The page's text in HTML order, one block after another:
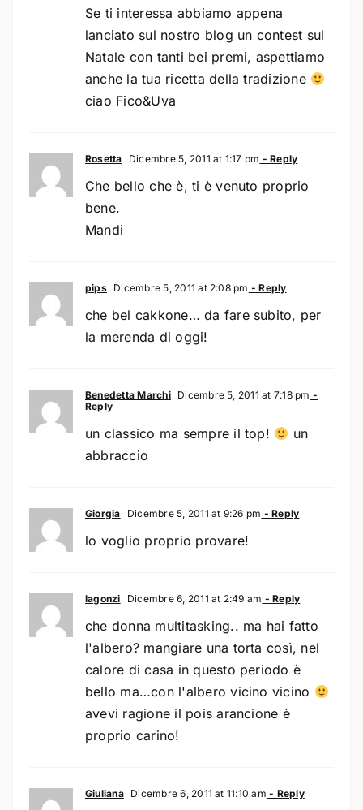
Se ti interessa abbiamo appena
lanciato sul nostro blog un contest sul
Natale con tanti bei premi, aspettiamo
anche la tua ricetta della tradizione
ciao Fico&Uva
Rosetta Dicembre 5, 2011 at 1:17 pm - Reply
Che bello che è, ti è venuto proprio
bene.
Mandi
pips Dicembre 5, 2011 at 2:08 pm - Reply
che bel cakkone… da fare subito, per
la merenda di oggi!
Benedetta Marchi Dicembre 5, 2011 at 7:18 pm -
Reply
un classico ma sempre il top!
un
abbraccio
Giorgia Dicembre 5, 2011 at 9:26 pm - Reply
lo voglio proprio provare!
lagonzi Dicembre 6, 2011 at 2:49 am - Reply
che donna multitasking.. ma hai fatto
l'albero? mangiare una torta così, nel
calore di casa in questo periodo è
bello ma…con l'albero vicino vicino
avevi ragione il pois arancione è
proprio carino!
Giuliana Dicembre 6, 2011 at 11:10 am - Reply